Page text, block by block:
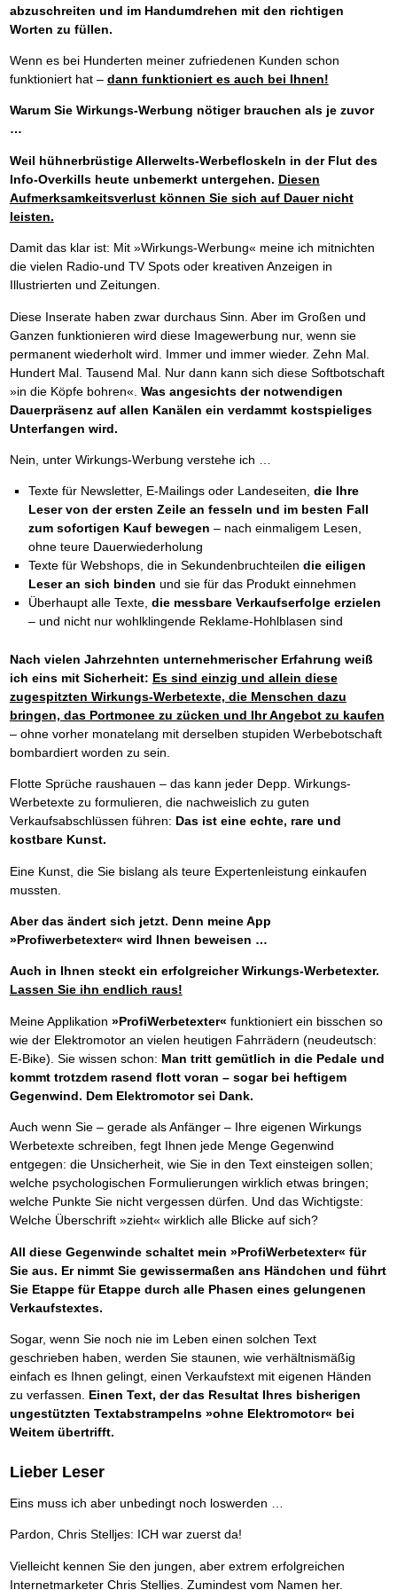
Ihren Zeitgewinn maximieren
GbR-Vertrag mit beschränkter Haftung
abzuschreiten und im Handumdrehen mit den richtigen
Worten zu füllen.
Wenn es bei Hunderten meiner zufriedenen Kunden schon
funktioniert hat – dann funktioniert es auch bei Ihnen!
Warum Sie Wirkungs-Werbung nötiger brauchen als je zuvor
…
Weil hühnerbrüstige Allerwelts-Werbefloskeln in der Flut des
Info-Overkills heute unbemerkt untergehen. Diesen
Aufmerksamkeitsverlust können Sie sich auf Dauer nicht
leisten.
Damit das klar ist: Mit »Wirkungs-Werbung« meine ich mitnichten
die vielen Radio-und TV Spots oder kreativen Anzeigen in
Illustrierten und Zeitungen.
Diese Inserate haben zwar durchaus Sinn. Aber im Großen und
Ganzen funktionieren wird diese Imagewerbung nur, wenn sie
permanent wiederholt wird. Immer und immer wieder. Zehn Mal.
Hundert Mal. Tausend Mal. Nur dann kann sich diese Softbotschaft
»in die Köpfe bohren«. Was angesichts der notwendigen
Dauerpräsenz auf allen Kanälen ein verdammt kostspieliges
Unterfangen wird.
Nein, unter Wirkungs-Werbung verstehe ich …
Texte für Newsletter, E-Mailings oder Landeseiten,die Ihre
Leser von der ersten Zeile an fesseln und im besten Fall
zum sofortigen Kauf bewegen – nach einmaligem Lesen,
ohne teure Dauerwiederholung
Texte für Webshops, die in Sekundenbruchteilendie eiligen
Leser an sich binden und sie für das Produkt einnehmen
Überhaupt alle Texte,die messbare Verkaufserfolge erzielen
– und nicht nur wohlklingende Reklame-Hohlblasen sind
Nach vielen Jahrzehnten unternehmerischer Erfahrung weiß
ich eins mit Sicherheit: Es sind einzig und allein diese
zugespitzten Wirkungs-Werbetexte, die Menschen dazu
bringen, das Portmonee zu zücken und Ihr Angebot zu kaufen
– ohne vorher monatelang mit derselben stupiden Werbebotschaft
bombardiert worden zu sein.
Flotte Sprüche raushauen – das kann jeder Depp. Wirkungs-
Werbetexte zu formulieren, die nachweislich zu guten
Verkaufsabschlüssen führen: Das ist eine echte, rare und
kostbare Kunst.
Eine Kunst, die Sie bislang als teure Expertenleistung einkaufen
mussten.
Aber das ändert sich jetzt. Denn meine App
»Profiwerbetexter« wird Ihnen beweisen …
Auch in Ihnen steckt ein erfolgreicher Wirkungs-Werbetexter.
Lassen Sie ihn endlich raus!
Meine Applikation »ProfiWerbetexter« funktioniert ein bisschen so
wie der Elektromotor an vielen heutigen Fahrrädern (neudeutsch:
E-Bike). Sie wissen schon: Man tritt gemütlich in die Pedale und
kommt trotzdem rasend flott voran – sogar bei heftigem
Gegenwind. Dem Elektromotor sei Dank.
Auch wenn Sie – gerade als Anfänger – Ihre eigenen Wirkungs
Werbetexte schreiben, fegt Ihnen jede Menge Gegenwind
entgegen: die Unsicherheit, wie Sie in den Text einsteigen sollen;
welche psychologischen Formulierungen wirklich etwas bringen;
welche Punkte Sie nicht vergessen dürfen. Und das Wichtigste:
Welche Überschrift »zieht« wirklich alle Blicke auf sich?
All diese Gegenwinde schaltet mein »ProfiWerbetexter« für
Sie aus. Er nimmt Sie gewissermaßen ans Händchen und führt
Sie Etappe für Etappe durch alle Phasen eines gelungenen
Verkaufstextes.
Sogar, wenn Sie noch nie im Leben einen solchen Text
geschrieben haben, werden Sie staunen, wie verhältnismäßig
einfach es Ihnen gelingt, einen Verkaufstext mit eigenen Händen
zu verfassen. Einen Text, der das Resultat Ihres bisherigen
ungestützten Textabstrampelns »ohne Elektromotor« bei
Weitem übertrifft.
Lieber Leser
Eins muss ich aber unbedingt noch loswerden …
Pardon, Chris Stelljes: ICH war zuerst da!
Vielleicht kennen Sie den jungen, aber extrem erfolgreichen
Internetmarketer Chris Stelljes. Zumindest vom Namen her.